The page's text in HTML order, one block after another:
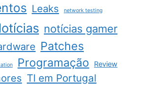
Leaks network testing
notícias gamer
Patches
Programação
Review
TI em Portugal